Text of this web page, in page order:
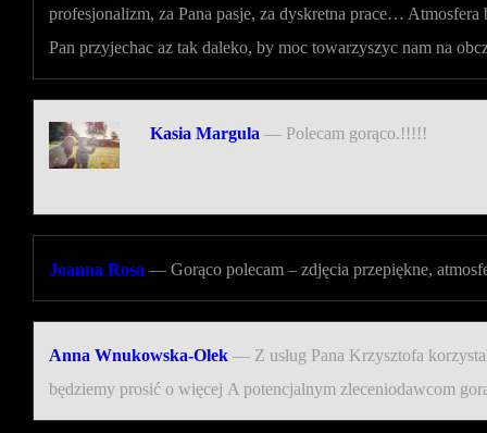
profesjonalizm, za Pana pasje, za dyskretna prace…
Pan przyjechac az tak daleko, by moc towarzyszyc nam na
Kasia Margula — Polecam gorąco.!!!!!
Joanna Rosa — Gorąco polecam – zdjęcia przepiękne,
Anna Wnukowska-Olek — Z usług Pana Krzysztofa
będziemy prosić o więcej A potencjalnym zleceniodawcom